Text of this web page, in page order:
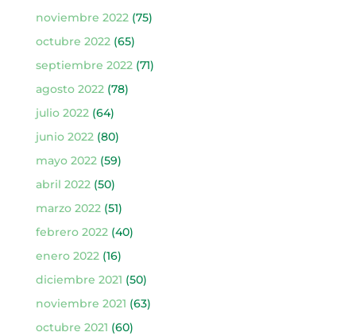
noviembre 2022(75)
octubre 2022(65)
septiembre 2022(71)
agosto 2022(78)
julio 2022(64)
junio 2022(80)
mayo 2022(59)
abril 2022(50)
marzo 2022(51)
febrero 2022(40)
enero 2022(16)
diciembre 2021 (50)
noviembre 2021 (63)
octubre 2021 (60)